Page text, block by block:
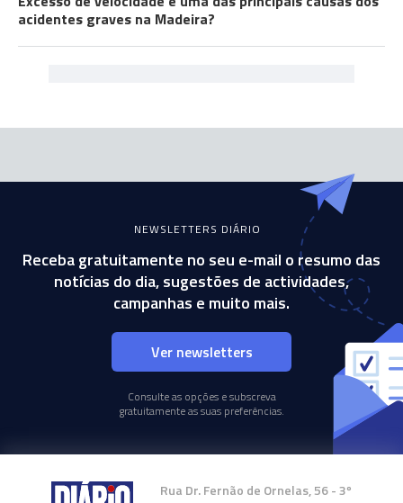
acidentes graves na Madeira?
NEWSLETTERS DIÁRIO
Receba gratuitamente no seu e-mail o resumo das
notícias do dia, sugestões de actividades,
campanhas e muito mais.
Ver newsletters
Consulte as opções e subscreva
gratuitamente as suas preferências.
Rua Dr. Fernão de Ornelas, 56 - 3º